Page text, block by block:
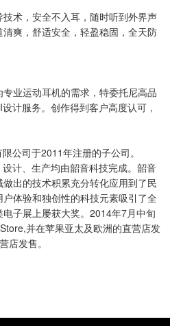
术，安全不入耳，随时听到外界声
爽，舒适安全，轻盈稳固，全天防
业运动耳机的需求，特委托尼高品
计服务。创作得到客户高度认可，
公司于2011年注册的子公司。
计、生产均由韶音科技完成。韶音
出的技术积累充分转化应用到了民
体验和独创性的科技元素吸引了全
子展上屡获大奖。2014年7月中旬
并在苹果亚太及欧洲的直营店发
店发售。